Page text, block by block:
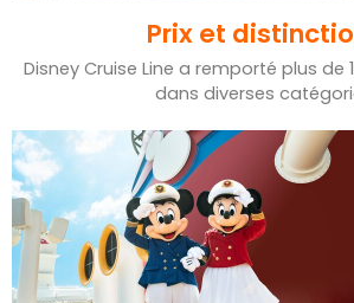
Prix et
Disney Cruise Line a remporté plus de
dans diverses